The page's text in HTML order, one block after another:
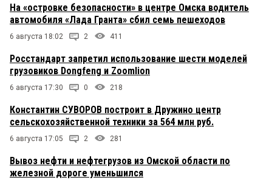
На «островке безопасности» в центре Омска водитель
автомобиля «Лада Гранта» сбил семь пешеходов
6 августа 18:02 2 411
Росстандарт запретил использование шести моделей
грузовиков Dongfeng и Zoomlion
6 августа 17:30 0 218
Константин СУВОРОВ построит в Дружино центр
сельскохозяйственной техники за 564 млн руб.
6 августа 17:05 2 281
Вывоз нефти и нефтегрузов из Омской области по
железной дороге уменьшился